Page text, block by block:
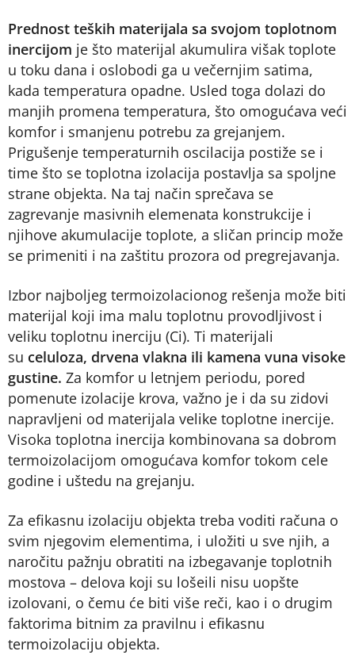
Prednost teških materijala sa svojom toplotnom
inercijom je što materijal akumulira višak toplote
u toku dana i oslobodi ga u večernjim satima,
kada temperatura opadne. Usled toga dolazi do
manjih promena temperatura, što omogućava veći
komfor i smanjenu potrebu za grejanjem.
Prigušenje temperaturnih oscilacija postiže se i
time što se toplotna izolacija postavlja sa spoljne
strane objekta. Na taj način sprečava se
zagrevanje masivnih elemenata konstrukcije i
njihove akumulacije toplote, a sličan princip može
se primeniti i na zaštitu prozora od pregrejavanja.
Izbor najboljeg termoizolacionog rešenja može biti
materijal koji ima malu toplotnu provodljivost i
veliku toplotnu inerciju (Ci). Ti materijali
su celuloza, drvena vlakna ili kamena vuna visoke
gustine. Za komfor u letnjem periodu, pored
pomenute izolacije krova, važno je i da su zidovi
napravljeni od materijala velike toplotne inercije.
Visoka toplotna inercija kombinovana sa dobrom
termoizolacijom omogućava komfor tokom cele
godine i uštedu na grejanju.
Za efikasnu izolaciju objekta treba voditi računa o
svim njegovim elementima, i uložiti u sve njih, a
naročitu pažnju obratiti na izbegavanje toplotnih
mostova – delova koji su lošeili nisu uopšte
izolovani, o čemu će biti više reči, kao i o drugim
faktorima bitnim za pravilnu i efikasnu
termoizolaciju objekta.